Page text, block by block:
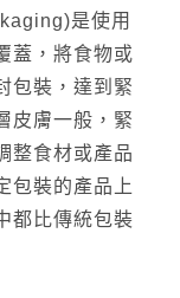
是使用
蓋，將食物或
包裝，達到緊
皮膚一般，緊
整食材或產品
包裝的產品上
都比傳統包裝